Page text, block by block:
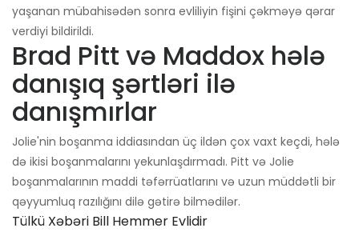
yaşanan mübahisədən sonra evliliyin fişini çəkməyə qərar
verdiyi bildirildi.
Brad Pitt və Maddox hələ
danışıq şərtləri ilə
danışmırlar
Jolie'nin boşanma iddiasından üç ildən çox vaxt keçdi, hələ
də ikisi boşanmalarını yekunlaşdırmadı. Pitt və Jolie
boşanmalarının maddi təfərrüatlarını və uzun müddətli bir
qəyyumluq razılığını dilə gətirə bilmədilər.
Tülkü Xəbəri Bill Hemmer Evlidir